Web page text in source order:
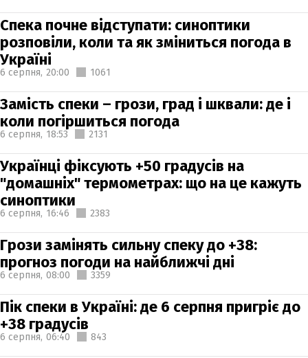
Спека почне відступати: синоптики
розповіли, коли та як зміниться погода в
Україні
6 серпня, 20:00 1061
Замість спеки – грози, град і шквали: де і
коли погіршиться погода
6 серпня, 18:53 2131
Українці фіксують +50 градусів на
"домашніх" термометрах: що на це кажуть
синоптики
6 серпня, 16:46 2383
Грози замінять сильну спеку до +38:
прогноз погоди на найближчі дні
6 серпня, 08:00 3359
Пік спеки в Україні: де 6 серпня пригріє до
+38 градусів
6 серпня, 06:40 843